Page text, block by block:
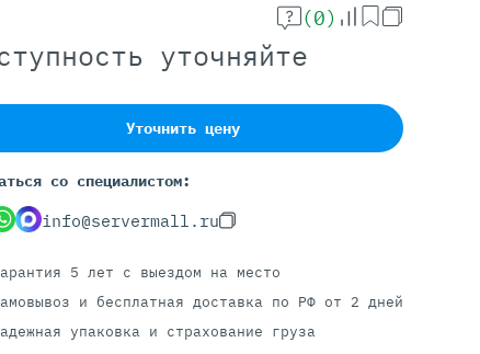
С GPU AMD
С 4 GPU
С 8 GPU
(0)
уточняйте
Уточнить цену
со специалистом:
info@servermall.ru
5 лет с выездом на место
и бесплатная доставка по РФ от 2 дней
упаковка и страхование груза